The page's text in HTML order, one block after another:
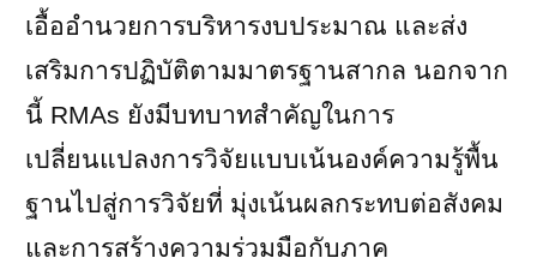
เอื้ออำนวยการบริหารงบประมาณ และส่ง
เสริมการปฏิบัติตามมาตรฐานสากล นอกจาก
นี้ RMAs ยังมีบทบาทสำคัญในการ
เปลี่ยนแปลงการวิจัยแบบเน้นองค์ความรู้พื้น
ฐานไปสู่การวิจัยที่ มุ่งเน้นผลกระทบต่อสังคม
และการสร้างความร่วมมือกับภาค